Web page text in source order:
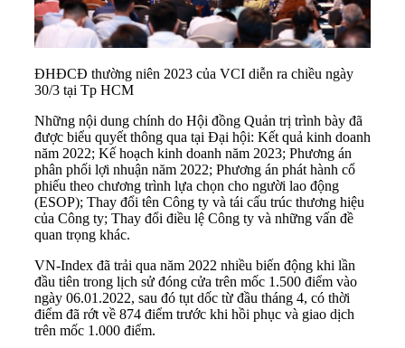
ĐHĐCĐ thường niên 2023 của VCI diễn ra chiều ngày
30/3 tại Tp HCM
Những nội dung chính do Hội đồng Quản trị trình bày đã
được biểu quyết thông qua tại Đại hội: Kết quả kinh doanh
năm 2022; Kế hoạch kinh doanh năm 2023; Phương án
phân phối lợi nhuận năm 2022; Phương án phát hành cổ
phiếu theo chương trình lựa chọn cho người lao động
(ESOP); Thay đổi tên Công ty và tái cấu trúc thương hiệu
của Công ty; Thay đổi điều lệ Công ty và những vấn đề
quan trọng khác.
VN-Index đã trải qua năm 2022 nhiều biến động khi lần
đầu tiên trong lịch sử đóng cửa trên mốc 1.500 điểm vào
ngày 06.01.2022, sau đó tụt dốc từ đầu tháng 4, có thời
điểm đã rớt về 874 điểm trước khi hồi phục và giao dịch
trên mốc 1.000 điểm.